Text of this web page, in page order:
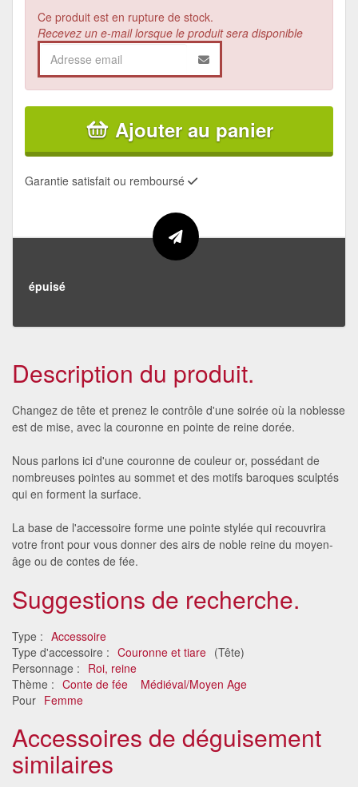
Ce produit est en rupture de stock.
Recevez un e-mail lorsque le produit sera disponible
Ajouter au panier
Garantie satisfait ou remboursé
épuisé
Description du produit.
Changez de tête et prenez le contrôle d'une soirée où la noblesse
est de mise, avec la couronne en pointe de reine dorée.
Nous parlons ici d'une couronne de couleur or, possédant de
nombreuses pointes au sommet et des motifs baroques sculptés
qui en forment la surface.
La base de l'accessoire forme une pointe stylée qui recouvrira
votre front pour vous donner des airs de noble reine du moyen-
âge ou de contes de fée.
Suggestions de recherche.
Type : Accessoire
Type d'accessoire : Couronne et tiare (Tête)
Personnage : Roi, reine
Thème : Conte de fée
Médiéval/Moyen Age
Pour Femme
Accessoires de déguisement
similaires